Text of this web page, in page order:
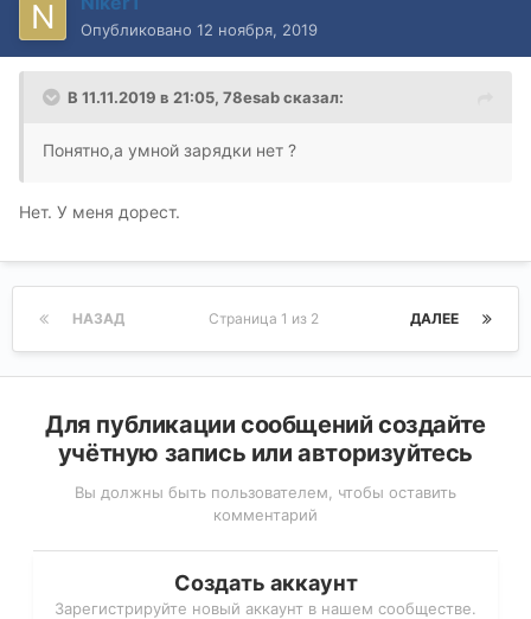
Опубликовано 12 ноября, 2019
В 11.11.2019 в 21:05, 78esabсказал:
Понятно,а умной зарядки нет ?
Нет. У меня дорест.
НАЗАД ДАЛЕЕ
Страница 1 из 2
Для публикации сообщений создайте
учётную запись или авторизуйтесь
Вы должны быть пользователем, чтобы оставить
комментарий
Создать аккаунт
Зарегистрируйте новый аккаунт в нашем сообществе.